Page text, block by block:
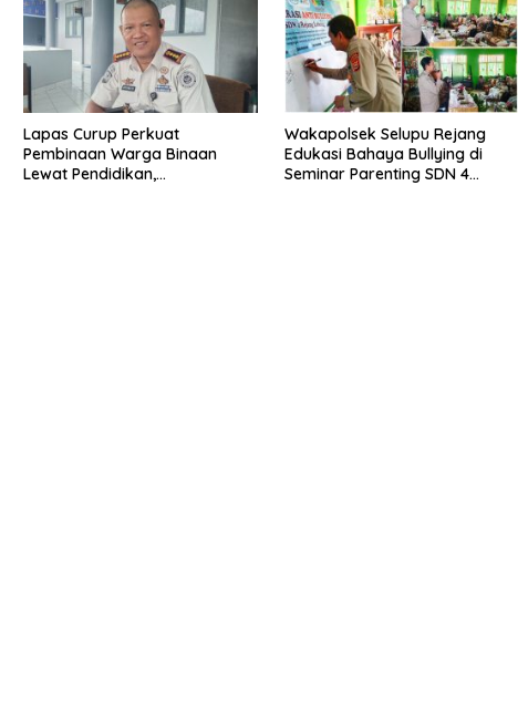
Lapas Curup Perkuat
Pembinaan Warga Binaan
Lewat Pendidikan,
Wakapolsek Selupu Rejang
Edukasi Bahaya Bullying di
Seminar Parenting SDN 4